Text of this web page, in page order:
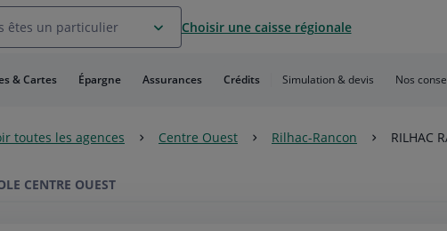
êtes un particulier Choisir une caisse régionale
& Cartes Épargne Assurances Crédits Simulation & devis Nos
toutes les agences Centre Ouest Rilhac-Rancon RILHAC
CENTRE OUEST